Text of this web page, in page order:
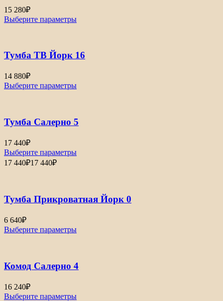
15 280₽
Выберите параметры
Тумба ТВ Йорк 16
14 880₽
Выберите параметры
Тумба Салерно 5
17 440₽
Выберите параметры
17 440₽17 440₽
Тумба Прикроватная Йорк 0
6 640₽
Выберите параметры
Комод Салерно 4
16 240₽
Выберите параметры